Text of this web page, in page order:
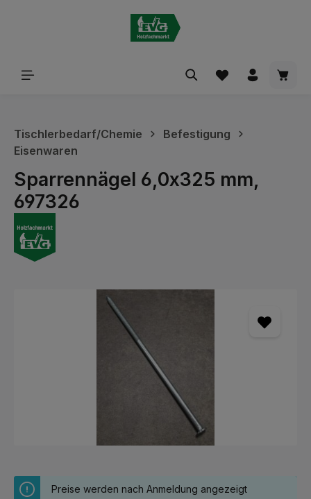
Tischlerbedarf/Chemie
Befestigung
Eisenwaren
Sparrennägel 6,0x325 mm,
697326
Bildergalerie überspringen
Preise werden nach Anmeldung angezeigt